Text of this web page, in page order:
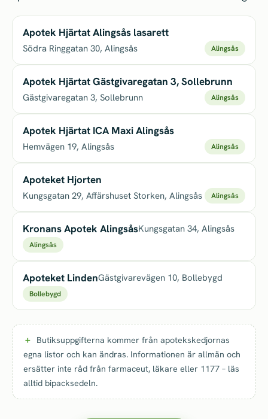
Apotek Hjärtat Alingsås lasarett
Södra Ringgatan 30, Alingsås Alingsås
Apotek Hjärtat Gästgivaregatan 3, Sollebrunn
Gästgivaregatan 3, Sollebrunn Alingsås
Apotek Hjärtat ICA Maxi Alingsås
Hemvägen 19, Alingsås Alingsås
Apoteket Hjorten
Kungsgatan 29, Affärshuset Storken, Alingsås Alingsås
Kronans Apotek AlingsåsKungsgatan 34, Alingsås
Alingsås
Apoteket LindenGästgivarevägen 10, Bollebygd
Bollebygd
Butiksuppgifterna kommer från apotekskedjornas
egna listor och kan ändras. Informationen är allmän och
ersätter inte råd från farmaceut, läkare eller 1177 – läs
alltid bipacksedeln.